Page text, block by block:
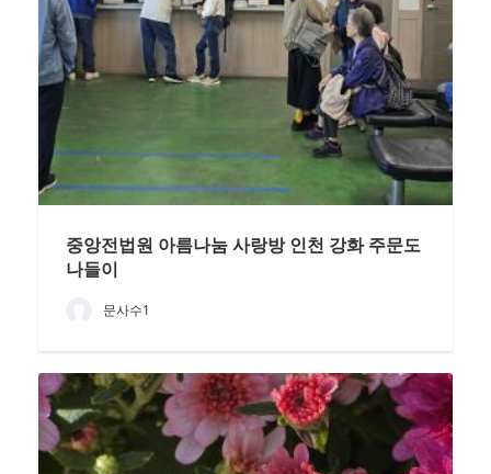
중앙전법원 아름나눔 사랑방 인천 강화 주문도
나들이
문사수1